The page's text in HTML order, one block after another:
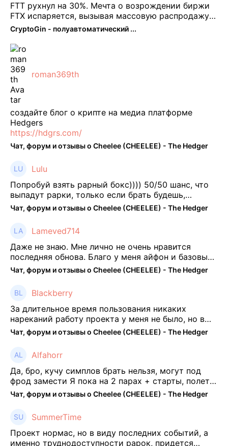
FTT рухнул на 30%. Мечта о возрождении биржи
FTX испаряется, вызывая массовую распродажу
ее собственного токена FTT. По словам Кайко , 5
февраля FTT, ныне бесполезная ...
CryptoGin - полуавтоматический ...
roman369th
создайте блог о крипте на медиа платформе
Hedgers
https://hdgrs.com/
Чат, форум и отзывы о Cheelee (CHEELEE) - The Hedger
Lulu
Попробуй взять рарный бокс)))) 50/50 шанс, что
выпадут рарки, только если брать будешь,
отпиши потом что да как))
Чат, форум и отзывы о Cheelee (CHEELEE) - The Hedger
Lameved714
Даже не знаю. Мне лично не очень нравится
последняя обнова. Благо у меня айфон и базовые
механики платформы остались не тронуты. То
есть нет автоматической прокачки как у ...
Чат, форум и отзывы о Cheelee (CHEELEE) - The Hedger
Blackberry
За длительное время пользования никаких
нареканий работу проекта у меня не было, но в
последнее несколько месяцев как то его
подзабросил (было много изменений, решил отси
Чат, форум и отзывы о Cheelee (CHEELEE) - The Hedger
Alfahorr
Да, бро, кучу симплов брать нельзя, могут под
фрод замести Я пока на 2 парах + старты, полет
нормальный🤓👌🏻
Чат, форум и отзывы о Cheelee (CHEELEE) - The Hedger
SummerTime
Проект нормас, но в виду последних событий, а
именно труднодоступности рарок, придется